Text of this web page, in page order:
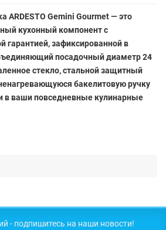
ARDESTO Gemini Gourmet — это
кухонный компонент с
гарантией, зафиксированной в
посадочный диаметр 24
стекло, стальной защитный
бакелитовую ручку
в ваши повседневные кулинарные
- подпишитесь на наши новости!